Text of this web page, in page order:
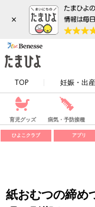
×
TOP 妊娠・出産
育児グッズ 病気・予防接種
ひよこクラブ アプリ
紙おむつの締め